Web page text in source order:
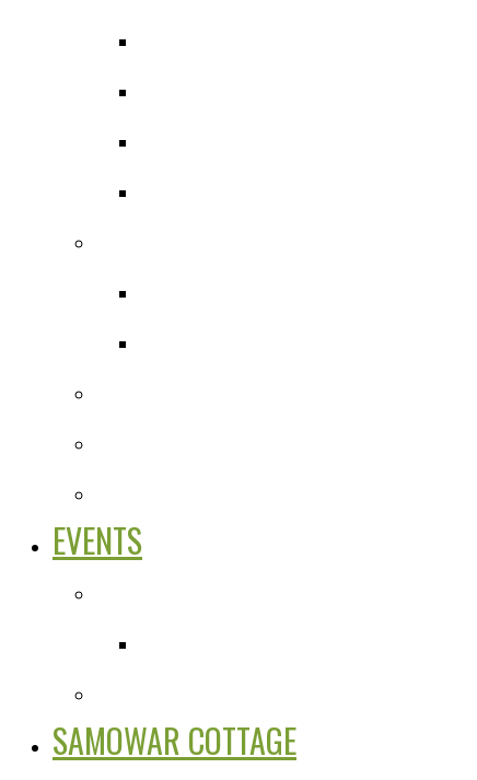
EVENTS
SAMOWAR COTTAGE